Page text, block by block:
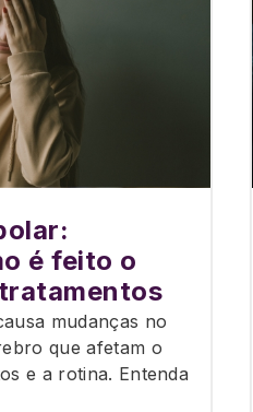
é feito o
mudanças no
que afetam o
e a rotina. Entenda